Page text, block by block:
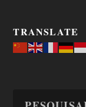
TRANSLATE